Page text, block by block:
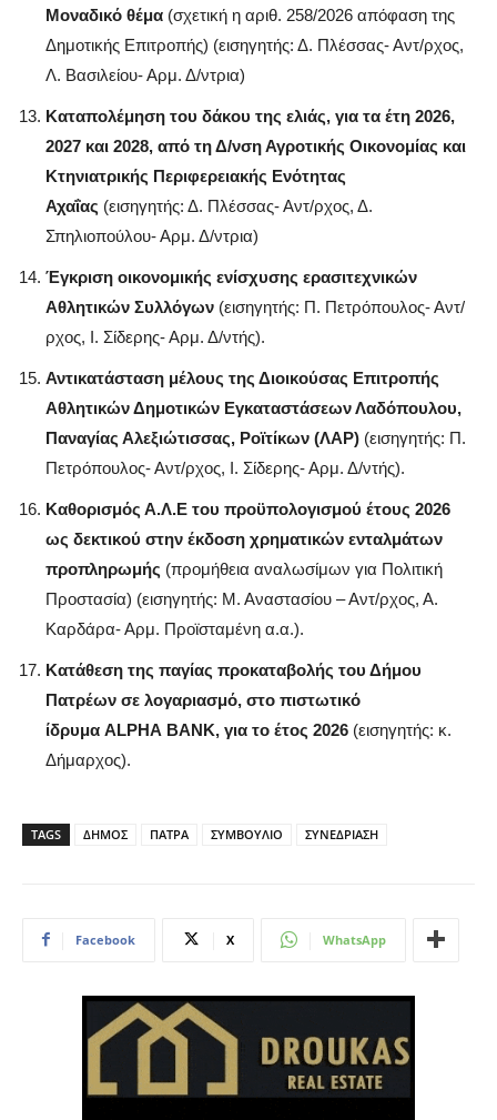
Μοναδικό θέμα (σχετική η αριθ. 258/2026 απόφαση της
Δημοτικής Επιτροπής) (εισηγητής: Δ. Πλέσσας- Αντ/ρχος,
Λ. Βασιλείου- Αρμ. Δ/ντρια)
Καταπολέμηση του δάκου της ελιάς, για τα έτη 2026,
2027 και 2028, από τη Δ/νση Αγροτικής Οικονομίας και
Κτηνιατρικής Περιφερειακής Ενότητας
Αχαΐας (εισηγητής: Δ. Πλέσσας- Αντ/ρχος, Δ.
Σπηλιοπούλου- Αρμ. Δ/ντρια)
Έγκριση οικονομικής ενίσχυσης ερασιτεχνικών
Αθλητικών Συλλόγων (εισηγητής: Π. Πετρόπουλος- Αντ/
ρχος, Ι. Σίδερης- Αρμ. Δ/ντής).
Αντικατάσταση μέλους της Διοικούσας Επιτροπής
Αθλητικών Δημοτικών Εγκαταστάσεων Λαδόπουλου,
Παναγίας Αλεξιώτισσας, Ροϊτίκων (ΛΑΡ) (εισηγητής: Π.
Πετρόπουλος- Αντ/ρχος, Ι. Σίδερης- Αρμ. Δ/ντής).
Καθορισμός Α.Λ.Ε του προϋπολογισμού έτους 2026
ως δεκτικού στην έκδοση χρηματικών ενταλμάτων
προπληρωμής (προμήθεια αναλωσίμων για Πολιτική
Προστασία) (εισηγητής: Μ. Αναστασίου – Αντ/ρχος, Α.
Καρδάρα- Αρμ. Προϊσταμένη α.α.).
Κατάθεση της παγίας προκαταβολής του Δήμου
Πατρέων σε λογαριασμό, στο πιστωτικό
ίδρυμα ALPHA BANK, για το έτος 2026 (εισηγητής: κ.
Δήμαρχος).
TAGS ΔΗΜΟΣ ΠΑΤΡΑ ΣΥΜΒΟΥΛΙΟ ΣΥΝΕΔΡΙΑΣΗ
Facebook X WhatsApp